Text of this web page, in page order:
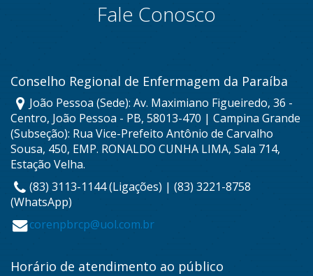
Fale Conosco
Conselho Regional de Enfermagem da Paraíba
João Pessoa (Sede): Av. Maximiano Figueiredo, 36 -
Centro, João Pessoa - PB, 58013-470 | Campina Grande
(Subseção): Rua Vice-Prefeito Antônio de Carvalho
Sousa, 450, EMP. RONALDO CUNHA LIMA, Sala 714,
Estação Velha.
(83) 3113-1144 (Ligações) | (83) 3221-8758
(WhatsApp)
corenpbrcp@uol.com.br
Horário de atendimento ao público